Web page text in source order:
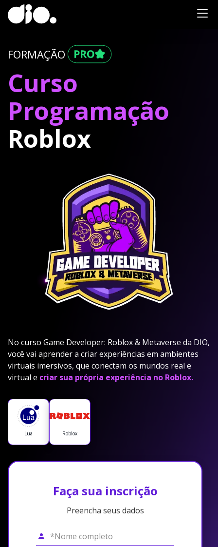
FORMAÇÃO
Curso
Programação
Roblox
No curso Game Developer: Roblox & Metaverse da DIO,
você vai aprender a criar experiências em ambientes
virtuais imersivos, que conectam os mundos real e
virtual e criar sua própria experiência no Roblox.
Lua Roblox
Faça sua inscrição
Preencha seus dados